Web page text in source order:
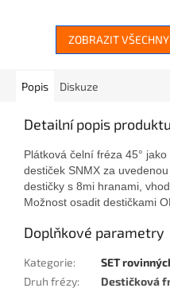
ZOBRAZIT
Popis Diskuze
Detailní popis produktu
Plátková čelní fréza 45° jako
destiček SNMX za uvedenou
destičky s 8mi hranami , v
Možnost osadit destičkami
Doplňkové parametry
Kategorie:
SET
Druh frézy:
Destičková